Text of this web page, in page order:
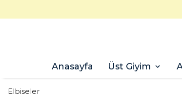
Anasayfa Üst Giyim
Elbiseler